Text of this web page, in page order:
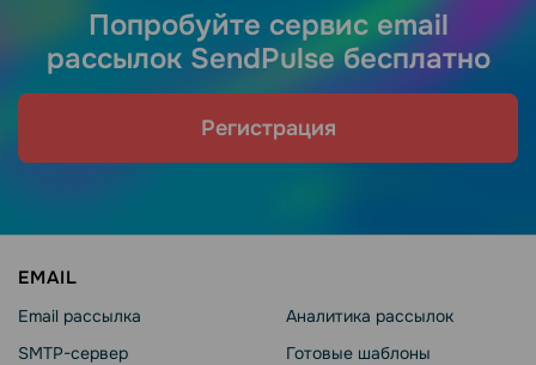
Попробуйте сервис email
рассылок SendPulse бесплатно
Регистрация
EMAIL
Email рассылка
SMTP-сервер
Аналитика рассылок
Готовые шаблоны